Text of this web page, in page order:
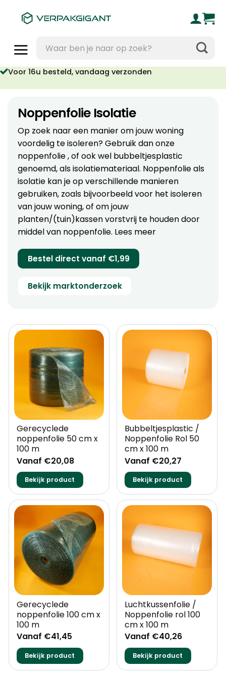
naar:
16u besteld, vandaag verzonden
Geen orderkosten vanaf €95
Noppenfolie Isolatie
Op zoek naar een manier om jouw woning
voordelig te isoleren? Gebruik dan onze
noppenfolie , of ook wel bubbeltjesplastic
genoemd, als isolatiemateriaal. Noppenfolie als
isolatie kan je op verschillende manieren
gebruiken, zoals bijvoorbeeld voor het isoleren
van jouw woning, of om jouw
planten/(tuin)kassen vorstvrij te houden door
middel van noppenfolie. Lees meer
Bestel direct vanaf €1,99
Bekijk marktonderzoek
Gerecyclede
noppenfolie 50 cm x
100 m
Vanaf €20,08
Bekijk product
Bubbeltjesplastic /
Noppenfolie Rol 50
cm x 100 m
Vanaf €20,27
Bekijk product
Gerecyclede
noppenfolie 100 cm x
100 m
Vanaf €41,45
Bekijk product
Luchtkussenfolie /
Noppenfolie rol 100
cm x 100 m
Vanaf €40,26
Bekijk product